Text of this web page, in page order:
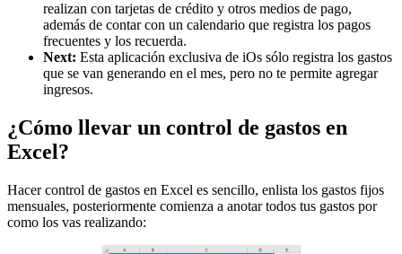
realizan con tarjetas de crédito y otros medios de pago,
además de contar con un calendario que registra los pagos
frecuentes y los recuerda.
Next: Esta aplicación exclusiva de iOs sólo registra los gastos
que se van generando en el mes, pero no te permite agregar
ingresos.
¿Cómo llevar un control de gastos en
Excel?
Hacer control de gastos en Excel es sencillo, enlista los gastos fijos
mensuales, posteriormente comienza a anotar todos tus gastos por
como los vas realizando: